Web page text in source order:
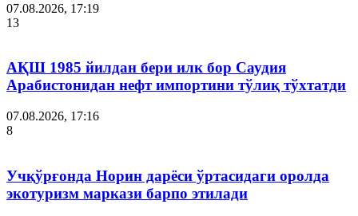
07.08.2026, 17:19
13
АҚШ 1985 йилдан бери илк бор Саудия
Арабистонидан нефт импортини тўлиқ тўхтатди
07.08.2026, 17:16
8
Учқўрғонда Норин дарёси ўртасидаги оролда
экотуризм маркази барпо этилади